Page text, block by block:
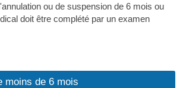
ou de suspension de 6 mois ou
doit être complété par un examen
moins de 6 mois